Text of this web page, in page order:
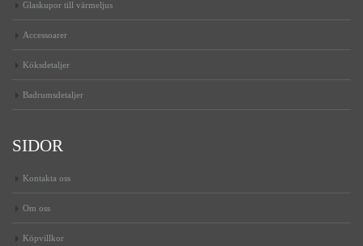
Glaskupor till värmeljus
Accessoarer
Köksdetaljer
Badrumsdetaljer
SIDOR
Kontakta oss
Om oss
Köpvillkor